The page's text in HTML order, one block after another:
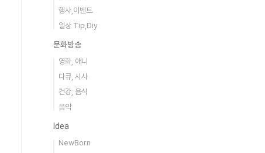
행사,이벤트
일상 Tip,Diy
문화방송
영화, 애니
다큐, 시사
건강, 음식
음악
Idea
NewBorn